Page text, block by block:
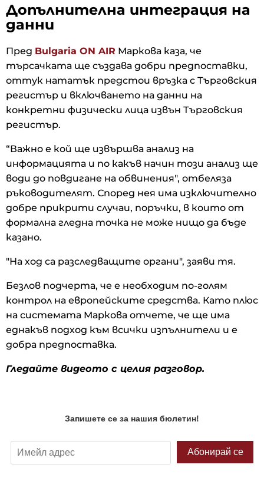
Допълнителна интеграция на
данни
Пред Bulgaria ON AIR Маркова каза, че
търсачката ще създава добри предпоставки,
оттук нататък предстои връзка с Търговския
регистър и включването на данни на
конкретни физически лица извън Търговския
регистър.
“Важно е кой ще извършва анализ на
информацията и по какъв начин този анализ ще
води до повдигане на обвинения", отбеляза
ръководителят. Според нея има изключително
добре прикрити случаи, поръчки, в които от
формална гледна точка не може нищо да бъде
казано.
"На ход са разследващите органи", заяви тя.
Безлов подчерта, че е необходим по-голям
контрол на европейските средства. Като плюс
на системата Маркова отчете, че ще има
еднакъв подход към всички изпълнители и е
добра предпоставка.
Гледайте видеото с целия разговор.